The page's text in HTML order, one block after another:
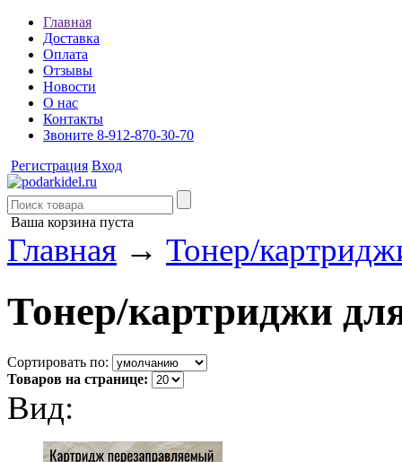
Главная
Доставка
Оплата
Отзывы
Новости
О нас
Контакты
Звоните 8-912-870-30-70
Регистрация Вход
Ваша корзина пуста
Главная → Тонер/
Тонер/картриджи
Сортировать по:
Товаров на странице:
Вид: